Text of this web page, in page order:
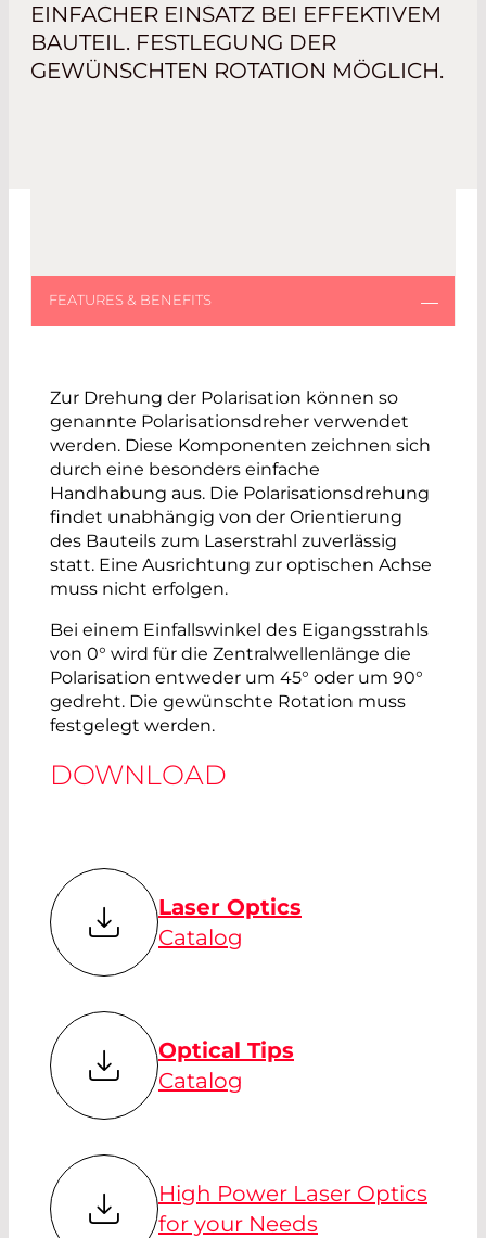
EINFACHER EINSATZ BEI EFFEKTIVEM
BAUTEIL. FESTLEGUNG DER
GEWÜNSCHTEN ROTATION MÖGLICH.
Zur Drehung der Polarisation können so
genannte Polarisationsdreher verwendet
werden. Diese Komponenten zeichnen sich
durch eine besonders einfache
Handhabung aus. Die Polarisationsdrehung
findet unabhängig von der Orientierung
des Bauteils zum Laserstrahl zuverlässig
statt. Eine Ausrichtung zur optischen Achse
muss nicht erfolgen.
Bei einem Einfallswinkel des Eigangsstrahls
von 0° wird für die Zentralwellenlänge die
Polarisation entweder um 45° oder um 90°
gedreht. Die gewünschte Rotation muss
festgelegt werden.
DOWNLOAD
Laser Optics
Catalog
Optical Tips
Catalog
High Power Laser Optics
for your Needs